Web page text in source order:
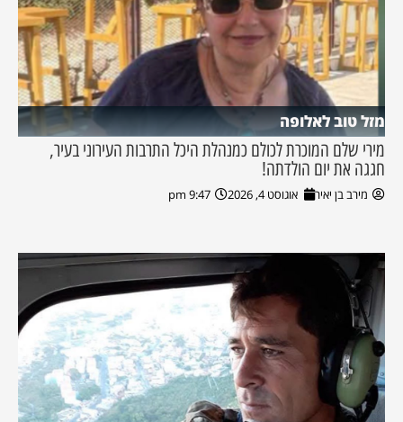
מזל טוב לאלופה
מירי שלם המוכרת לכולם כמנהלת היכל התרבות העירוני בעיר,
חגגה את יום הולדתה!
מירב בן יאיר אוגוסט 4, 2026 9:47 pm